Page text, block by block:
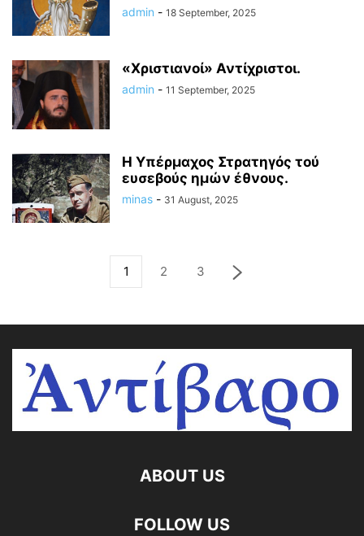
admin - 18 September, 2025
«Χριστιανοί» Αντίχριστοι.
admin - 11 September, 2025
Η Υπέρμαχος Στρατηγός τού
ευσεβούς ημών έθνους.
minas - 31 August, 2025
1 2 3
ABOUT US
FOLLOW US